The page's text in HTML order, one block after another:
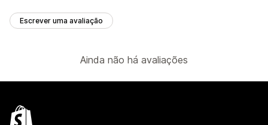
Escrever uma avaliação
Ainda não há avaliações